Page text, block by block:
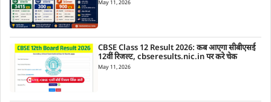
May 11, 2026
CBSE Class 12 Result 2026: कब आएगा सीबीएसई
12वीं रिजल्ट, cbseresults.nic.in पर करे चेक
May 11, 2026